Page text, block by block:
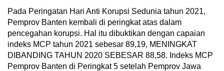
Pada Peringatan Hari Anti Korupsi Sedunia tahun 2021,
Pemprov Banten kembali di peringkat atas dalam
pencegahan korupsi. Hal itu dibuktikan dengan capaian
indeks MCP tahun 2021 sebesar 89,19, MENINGKAT
DIBANDING TAHUN 2020 SEBESAR 88,58. Indeks MCP
Pemprov Banten di Peringkat 5 setelah Pemprov Jawa